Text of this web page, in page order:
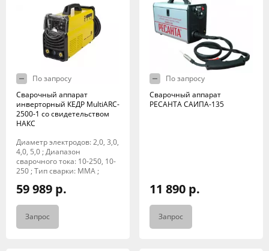
По запросу
Сварочный аппарат
инверторный КЕДР MultiARC-
2500-1 со свидетельством
НАКС
Диаметр электродов: 2,0, 3,0,
4,0, 5,0 ; Диапазон
сварочного тока: 10-250, 10-
250 ; Тип сварки: MMA ;
59 989 р.
Запрос
По запросу
Сварочный аппарат
РЕСАНТА САИПА-135
11 890 р.
Запрос